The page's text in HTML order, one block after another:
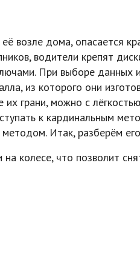
возле дома, опасается
водители крепят
При выборе данных
из которого они
грани, можно с
к кардинальным
Итак, разберём
колесе, что позволит